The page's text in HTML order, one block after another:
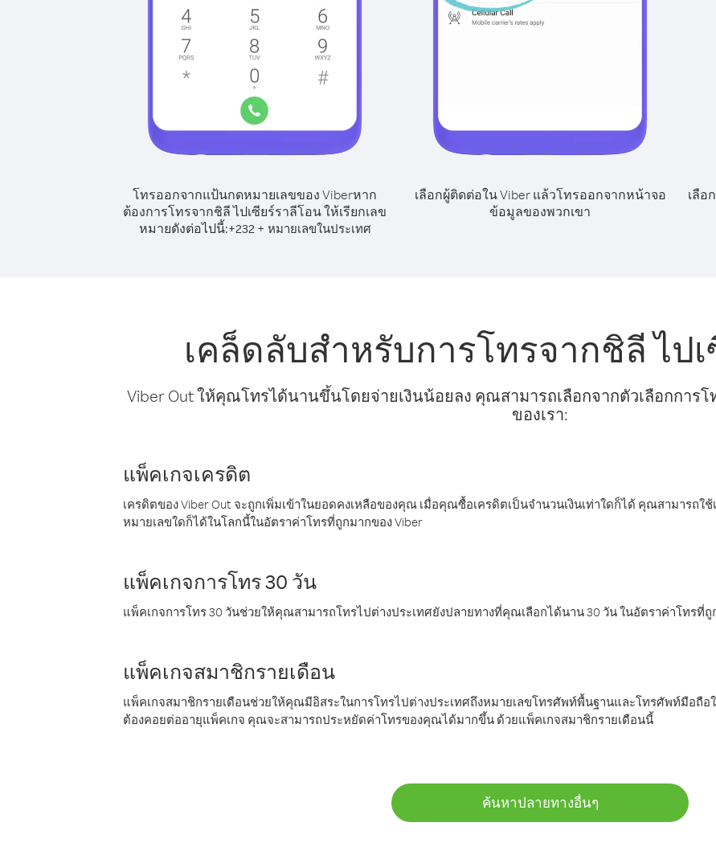
โทรออกจากแป้นกดหมายเลขของ Viberหาก
ต้องการโทรจากชิลี ไปเซียร์ราลีโอน ให้เรียกเลข
หมายดังต่อไปนี้:+232+ หมายเลขในประเทศ
เลือกผู้ติดต่อใน Viber แล้วโทรออกจากหน้าจอ
ข้อมูลของพวกเขา
เลือ
เคล็ดลับสำหรับการโทรจากชิลี ไป
Viber Out ให้คุณโทรได้นานขึ้นโดยจ่ายเงินน้อยลง คุณสามารถเลือกจากตัวเลือกการ
ของเรา:
แพ็คเกจเครดิต
เครดิตของ Viber Out จะถูกเพิ่มเข้าในยอดคงเหลือของคุณ เมื่อคุณซื้อเครดิตเป็นจำนวนเงินเท่าใดก็ได้ คุณสามารถใ
หมายเลขใดก็ได้ในโลกนี้ในอัตราค่าโทรที่ถูกมากของ Viber
แพ็คเกจการโทร 30 วัน
แพ็คเกจการโทร 30 วันช่วยให้คุณสามารถโทรไปต่างประเทศยังปลายทางที่คุณเลือกได้นาน 30 วัน ในอัตราค่าโทรที่ถู
แพ็คเกจสมาชิกรายเดือน
แพ็คเกจสมาชิกรายเดือนช่วยให้คุณมีอิสระในการโทรไปต่างประเทศถึงหมายเลขโทรศัพท์พื้นฐานและโทรศัพท์มือถื
ต้องคอยต่ออายุแพ็คเกจ คุณจะสามารถประหยัดค่าโทรของคุณได้มากขึ้น ด้วยแพ็คเกจสมาชิกรายเดือนนี้
ค้นหาปลายทางอื่นๆ